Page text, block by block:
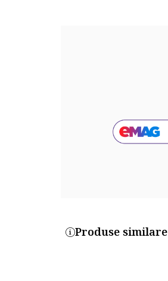
Produse similare